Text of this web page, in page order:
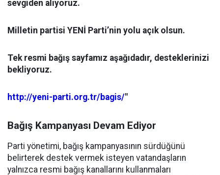
sevgiden alıyoruz.
Milletin partisi YENİ Parti’nin yolu açık olsun.
Tek resmi bağış sayfamız aşağıdadır, desteklerinizi
bekliyoruz.
http://yeni-parti.org.tr/bagis/"
Bağış Kampanyası Devam Ediyor
Parti yönetimi, bağış kampanyasının sürdüğünü
belirterek destek vermek isteyen vatandaşların
yalnızca resmi bağış kanallarını kullanmaları